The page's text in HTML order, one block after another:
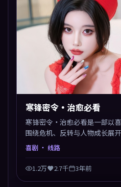
寒锋密令·治愈必看
寒锋密令·治愈必看是一部以喜
围绕危机、反转与人物成长展
推荐观看。
喜剧 · 线路
1.2万 2.7千 3年前